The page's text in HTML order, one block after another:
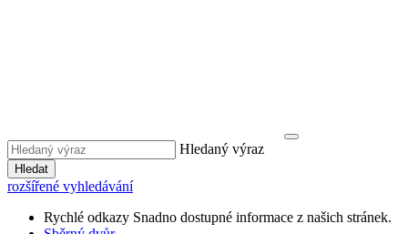
Hledaný výraz
Hledat
rozšířené vyhledávání
Rychlé odkazy Snadno dostupné informace z našich stránek.